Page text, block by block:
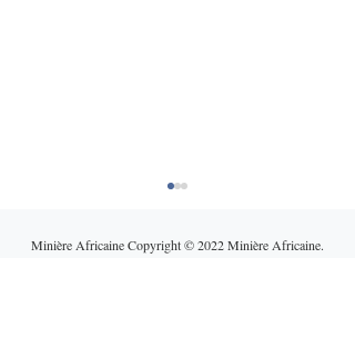
Minière Africaine Copyright © 2022 Minière Africaine.